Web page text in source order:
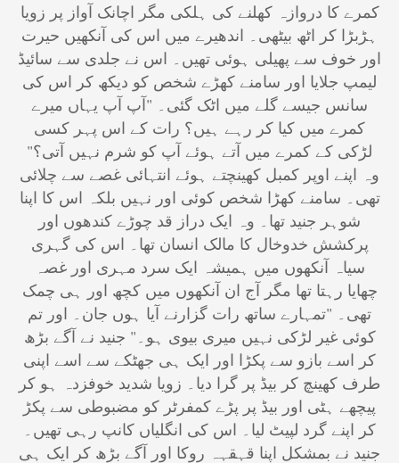
​کمرے کا دروازہ کھلنے کی ہلکی مگر اچانک آواز پر زویا
ہڑبڑا کر اٹھ بیٹھی۔ اندھیرے میں اس کی آنکھیں حیرت
اور خوف سے پھیلی ہوئی تھیں۔ اس نے جلدی سے سائیڈ
لیمپ جلایا اور سامنے کھڑے شخص کو دیکھ کر اس کی
سانس جیسے گلے میں اٹک گئی۔ "آپ آپ یہاں میرے
کمرے میں کیا کر رہے ہیں؟ رات کے اس پہر کسی
لڑکی کے کمرے میں آتے ہوئے آپ کو شرم نہیں آتی؟"
وہ اپنے اوپر کمبل کھینچتے ہوئے انتہائی غصے سے چلائی
تھی۔ سامنے کھڑا شخص کوئی اور نہیں بلکہ اس کا اپنا
شوہر جنید تھا۔ وہ ایک دراز قد چوڑے کندھوں اور
پرکشش خدوخال کا مالک انسان تھا۔ اس کی گہری
سیاہ آنکھوں میں ہمیشہ ایک سرد مہری اور غصہ
چھایا رہتا تھا مگر آج ان آنکھوں میں کچھ اور ہی چمک
تھی۔ "تمہارے ساتھ رات گزارنے آیا ہوں جان۔ اور تم
کوئی غیر لڑکی نہیں میری بیوی ہو۔" جنید نے آگے بڑھ
کر اسے بازو سے پکڑا اور ایک ہی جھٹکے سے اسے اپنی
طرف کھینچ کر بیڈ پر گرا دیا۔ زویا شدید خوفزدہ ہو کر
پیچھے ہٹی اور بیڈ پر پڑے کمفرٹر کو مضبوطی سے پکڑ
کر اپنے گرد لپیٹ لیا۔ اس کی انگلیاں کانپ رہی تھیں۔
جنید نے بمشکل اپنا قہقہہ روکا اور آگے بڑھ کر ایک ہی